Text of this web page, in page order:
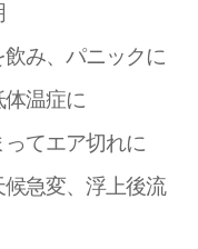
み、パニックに
温症に
てエア切れに
急変、浮上後流